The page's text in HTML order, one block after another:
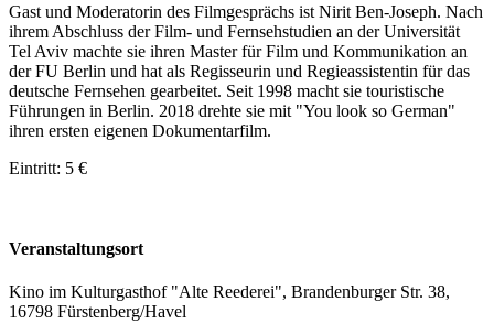
Gast und Moderatorin des Filmgesprächs ist Nirit Ben-Joseph. Nach
ihrem Abschluss der Film- und Fernsehstudien an der Universität
Tel Aviv machte sie ihren Master für Film und Kommunikation an
der FU Berlin und hat als Regisseurin und Regieassistentin für das
deutsche Fernsehen gearbeitet. Seit 1998 macht sie touristische
Führungen in Berlin. 2018 drehte sie mit "You look so German"
ihren ersten eigenen Dokumentarfilm.
Eintritt: 5 €
Veranstaltungsort
Kino im Kulturgasthof "Alte Reederei", Brandenburger Str. 38,
16798 Fürstenberg/Havel